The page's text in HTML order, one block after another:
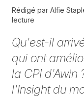
Rédigé par Alfie
lecture
Qu'est-il
qui ont
la CPI d'Awin
l'Insight du